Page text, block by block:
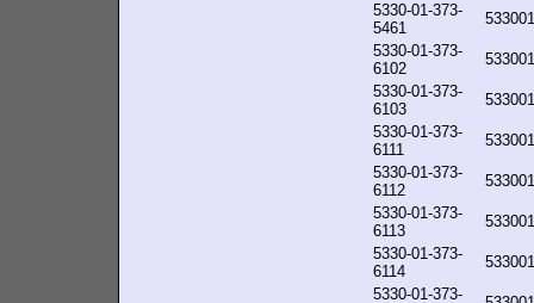
5330-01-373-
5461
5330-01-373-
6102
5330-01-373-
6103
5330-01-373-
6111
5330-01-373-
6112
5330-01-373-
6113
5330-01-373-
6114
5330-01-373-